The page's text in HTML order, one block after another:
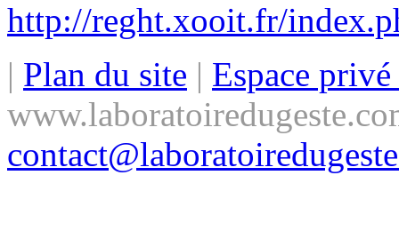
http://reght.xooit.fr/
| Plan du site | Espace privé